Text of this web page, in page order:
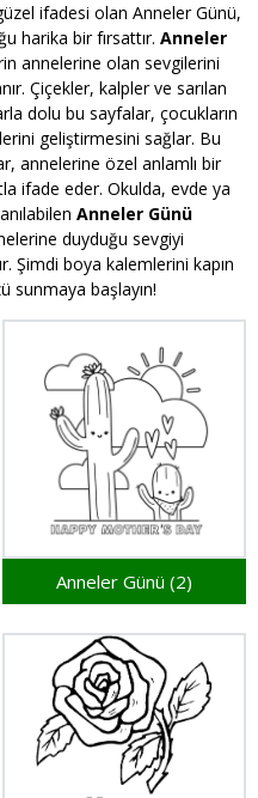
ifadesi olan Anneler Günü,
harika bir fırsattır. Anneler
annelerine olan sevgilerini
Çiçekler, kalpler ve sarılan
dolu bu sayfalar, çocukların
geliştirmesini sağlar. Bu
annelerine özel anlamlı bir
ifade eder. Okulda, evde ya
Anneler Günü
duyduğu sevgiyi
Şimdi boya kalemlerini kapın
sunmaya başlayın!
Anneler Günü (2)